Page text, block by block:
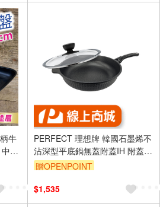
牛
鋼
鍋
PERFECT 理想牌 韓國石墨烯不
沾深型平底鍋無蓋附蓋IH 附蓋
32cm-Leidea樂德兒
贈OPENPOINT
$1,535